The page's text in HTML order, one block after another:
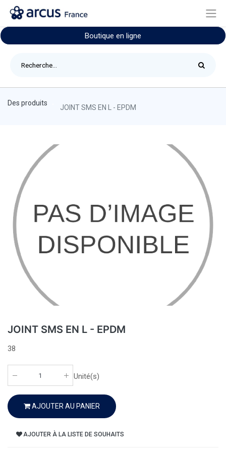
Boutique en ligne
Des produits
JOINT SMS EN L - EPDM
JOINT SMS EN L - EPDM
38
Unité(s)
AJOUTER AU PANIER
AJOUTER À LA LISTE DE SOUHAITS